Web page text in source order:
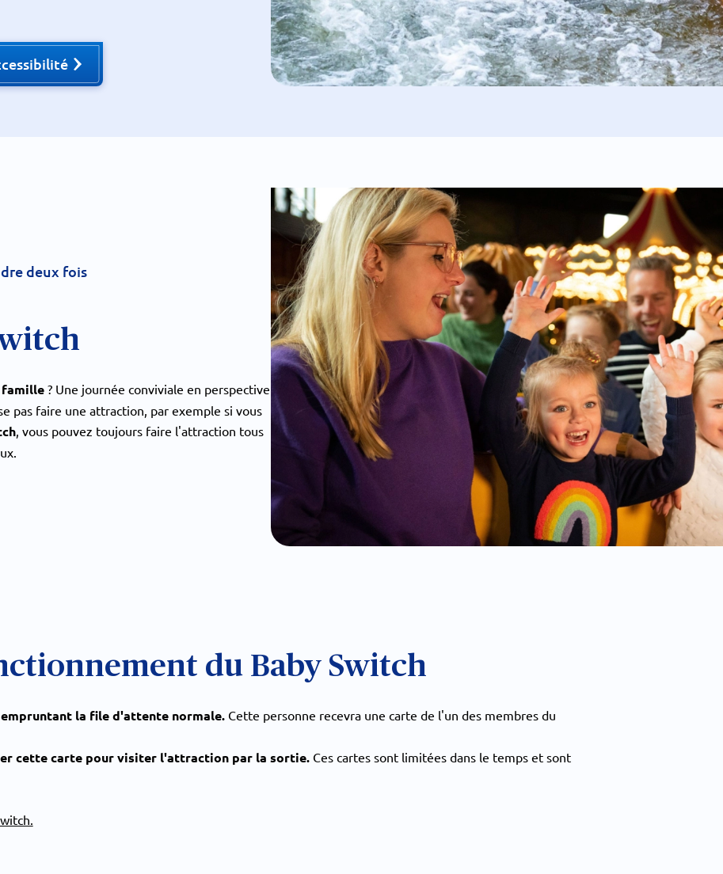
deux fois
? Une journée conviviale en perspective
pas faire une attraction, par exemple si vous
, vous pouvez toujours faire l'attraction tous
du Baby Switch
la file d'attente normale.Cette personne recevra une carte de l'un des membres du
cette carte pour visiter l'attraction par la sortie.Ces cartes sont limitées dans le temps et sont